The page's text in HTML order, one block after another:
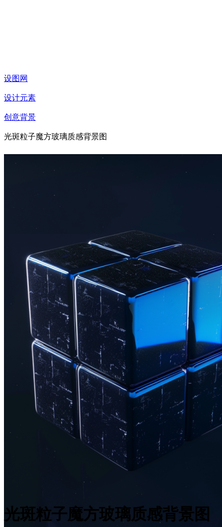
设图网
设计元素
创意背景
光斑粒子魔方玻璃质感背景图
光斑粒子魔方玻璃质感背景图